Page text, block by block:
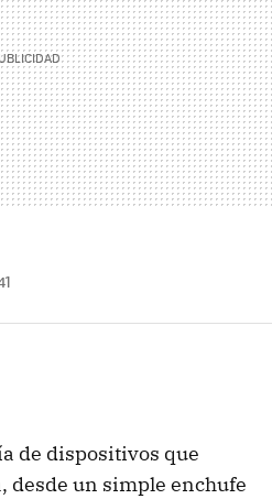
de dispositivos que
desde un simple enchufe